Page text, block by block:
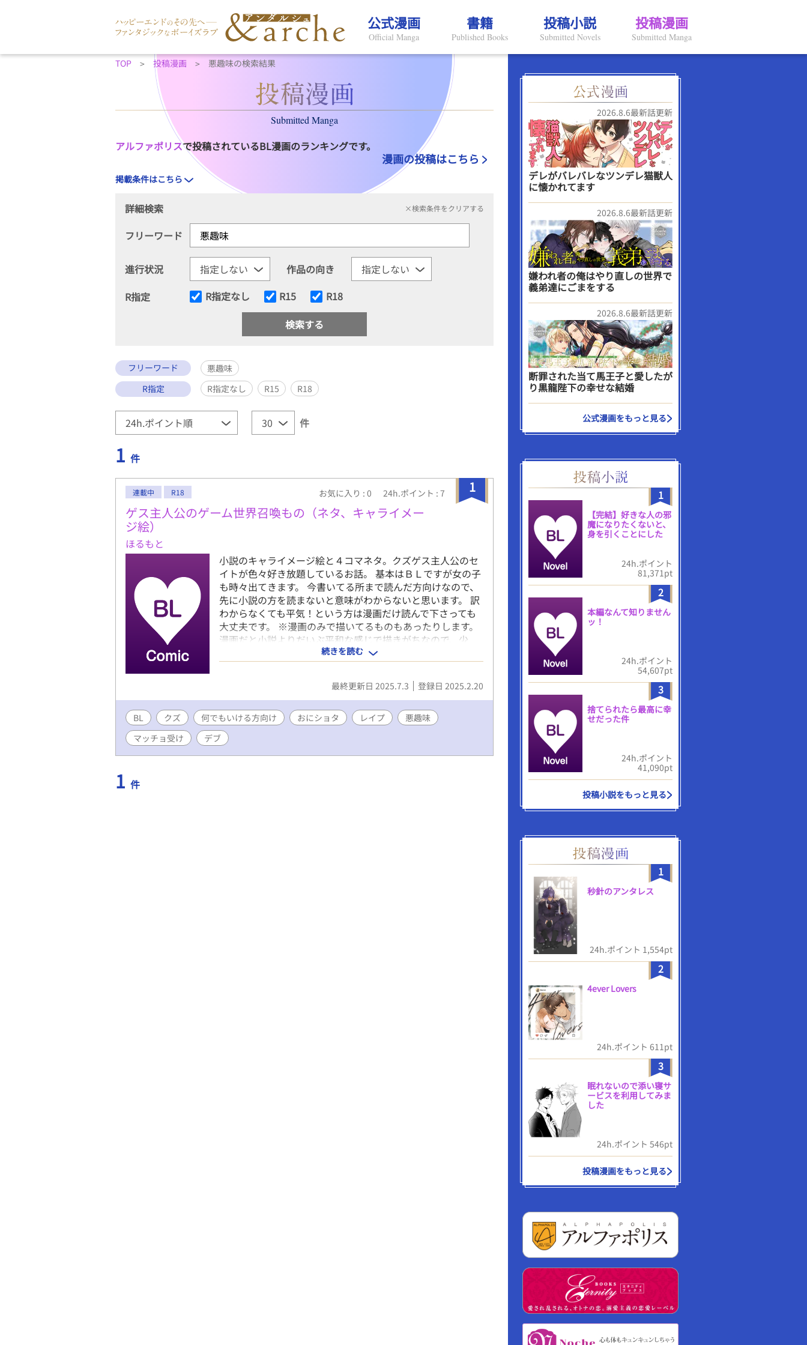
公式漫画
Official Manga
書籍
Published Books
投稿小説
Submitted Novels
投稿漫画
Submitted Manga
TOP 投稿漫画 悪趣味の検索結果
Submitted Manga
アルファポリスで投稿されているBL漫画のランキングです。
漫画の投稿はこちら
掲載条件はこちら
詳細検索 ×検索条件をクリアする
フリーワード
進行状況
作品の向き
R指定
R指定なし R15 R18
フリーワード
悪趣味
R指定
R指定なし R15 R18
件
1 件
1
連載中 R18 お気に入り : 0 24h.ポイント : 7
ゲス主人公のゲーム世界召喚もの（ネタ、キャライメー
ジ絵）
ほるもと
小説のキャライメージ絵と４コマネタ。クズゲス主人公のセ
イトが色々好き放題しているお話。 基本はＢＬですが女の子
も時々出てきます。 今書いてる所まで読んだ方向けなので、
先に小説の方を読まないと意味がわからないと思います。 訳
わからなくても平気！という方は漫画だけ読んで下さっても
大丈夫です。 ※漫画のみで描いてるものもあったりします。
漫画だと小説よりだいぶ平和な感じで描きがちなので、少
し？ギャップがあるかも知れません。
続きを読む
最終更新日 2025.7.3 登録日 2025.2.20
BL クズ 何でもいける方向け おにショタ レイプ
悪趣味
マッチョ受け
デブ
1 件
2026.8.6最新話更新
デレがバレバレなツンデレ猫獣人
に懐かれてます
2026.8.6最新話更新
嫌われ者の俺はやり直しの世界で
義弟達にごまをする
2026.8.6最新話更新
断罪された当て馬王子と愛したが
り黒龍陛下の幸せな結婚
公式漫画をもっと見る
1
【完結】好きな人の邪
魔になりたくないと、
身を引くことにした
24h.ポイント
81,371pt
2
本編なんて知りません
ッ！
24h.ポイント
54,607pt
3
捨てられたら最高に幸
せだった件
24h.ポイント
41,090pt
投稿小説をもっと見る
1
秒針のアンタレス
24h.ポイント 1,554pt
2
4ever Lovers
24h.ポイント 611pt
3
眠れないので添い寝サ
ービスを利用してみま
した
24h.ポイント 546pt
投稿漫画をもっと見る